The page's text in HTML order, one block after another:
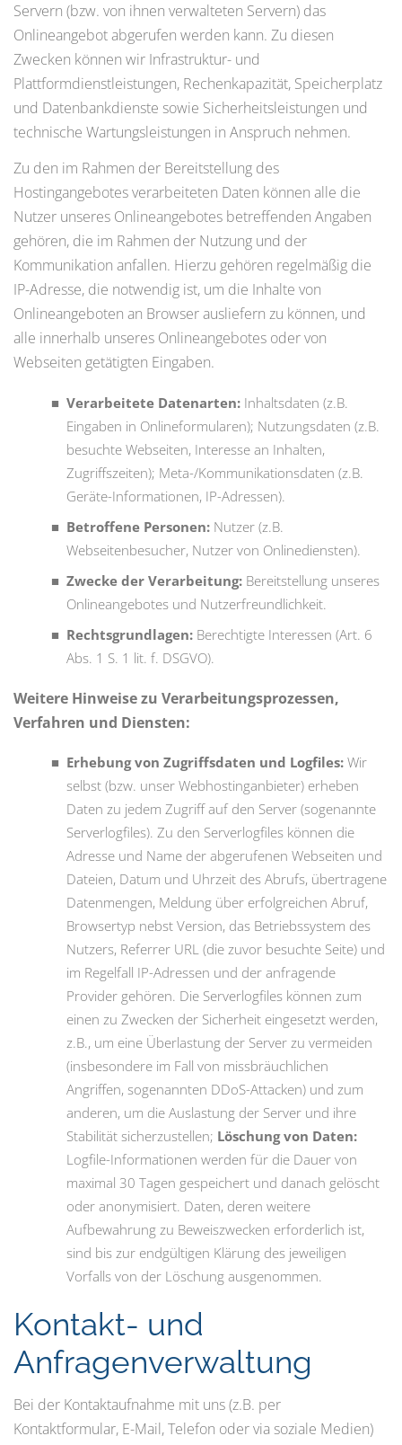
Servern (bzw. von ihnen verwalteten Servern) das
Onlineangebot abgerufen werden kann. Zu diesen
Zwecken können wir Infrastruktur- und
Plattformdienstleistungen, Rechenkapazität, Speicherplatz
und Datenbankdienste sowie Sicherheitsleistungen und
technische Wartungsleistungen in Anspruch nehmen.
Zu den im Rahmen der Bereitstellung des
Hostingangebotes verarbeiteten Daten können alle die
Nutzer unseres Onlineangebotes betreffenden Angaben
gehören, die im Rahmen der Nutzung und der
Kommunikation anfallen. Hierzu gehören regelmäßig die
IP-Adresse, die notwendig ist, um die Inhalte von
Onlineangeboten an Browser ausliefern zu können, und
alle innerhalb unseres Onlineangebotes oder von
Webseiten getätigten Eingaben.
Verarbeitete Datenarten:Inhaltsdaten (z.B.
Eingaben in Onlineformularen); Nutzungsdaten (z.B.
besuchte Webseiten, Interesse an Inhalten,
Zugriffszeiten); Meta-/Kommunikationsdaten (z.B.
Geräte-Informationen, IP-Adressen).
Betroffene Personen:Nutzer (z.B.
Webseitenbesucher, Nutzer von Onlinediensten).
Zwecke der Verarbeitung:Bereitstellung unseres
Onlineangebotes und Nutzerfreundlichkeit.
Rechtsgrundlagen:Berechtigte Interessen (Art. 6
Abs. 1 S. 1 lit. f. DSGVO).
Weitere Hinweise zu Verarbeitungsprozessen,
Verfahren und Diensten:
Erhebung von Zugriffsdaten und Logfiles:Wir
selbst (bzw. unser Webhostinganbieter) erheben
Daten zu jedem Zugriff auf den Server (sogenannte
Serverlogfiles). Zu den Serverlogfiles können die
Adresse und Name der abgerufenen Webseiten und
Dateien, Datum und Uhrzeit des Abrufs, übertragene
Datenmengen, Meldung über erfolgreichen Abruf,
Browsertyp nebst Version, das Betriebssystem des
Nutzers, Referrer URL (die zuvor besuchte Seite) und
im Regelfall IP-Adressen und der anfragende
Provider gehören. Die Serverlogfiles können zum
einen zu Zwecken der Sicherheit eingesetzt werden,
z.B., um eine Überlastung der Server zu vermeiden
(insbesondere im Fall von missbräuchlichen
Angriffen, sogenannten DDoS-Attacken) und zum
anderen, um die Auslastung der Server und ihre
Stabilität sicherzustellen; Löschung von Daten:
Logfile-Informationen werden für die Dauer von
maximal 30 Tagen gespeichert und danach gelöscht
oder anonymisiert. Daten, deren weitere
Aufbewahrung zu Beweiszwecken erforderlich ist,
sind bis zur endgültigen Klärung des jeweiligen
Vorfalls von der Löschung ausgenommen.
Kontakt- und
Anfragenverwaltung
Bei der Kontaktaufnahme mit uns (z.B. per
Kontaktformular, E-Mail, Telefon oder via soziale Medien)